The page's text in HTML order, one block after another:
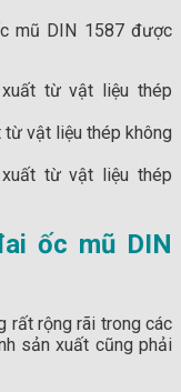
mũ DIN 1587 được
từ vật liệu thép
vật liệu thép không
từ vật liệu thép
ốc mũ DIN
rất rộng rãi trong các
sản xuất cũng phải